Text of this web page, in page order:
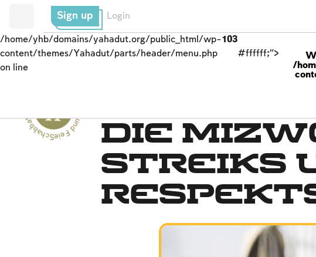
Sign up Login
/home/yhb/domains/yahadut.org/public_html/wp-
content/themes/Yahadut/parts/header/menu.php
on line
103
#ffffff;">
/
Schabbat und Feiertage - Schabbat und Feiertage -- Die
Streiks